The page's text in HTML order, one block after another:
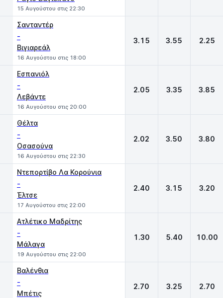
15 Αυγούστου στις 22:30
Σανταντέρ
-
Βιγιαρεάλ
16 Αυγούστου στις 18:00
3.15 3.55 2.25
Εσπανιόλ
-
Λεβάντε
16 Αυγούστου στις 20:00
2.05 3.35 3.85
Θέλτα
-
Οσασούνα
16 Αυγούστου στις 22:30
2.02 3.50 3.80
Ντεπορτίβο Λα Κορούνια
-
Έλτσε
17 Αυγούστου στις 22:00
2.40 3.15 3.20
Ατλέτικο Μαδρίτης
-
Μάλαγα
19 Αυγούστου στις 22:00
1.30 5.40 10.00
Βαλένθια
-
Μπέτις
2.70 3.25 2.70